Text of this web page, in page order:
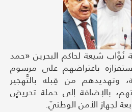
شيعة لحاكم البحرين «حمد
باعتراضهم على مرسوم
وتهديدهم من قِبله بالتَّهجير
بالإضافة إلى حملة تحريضٍ
لجهاز الأمن الوطنيّ.